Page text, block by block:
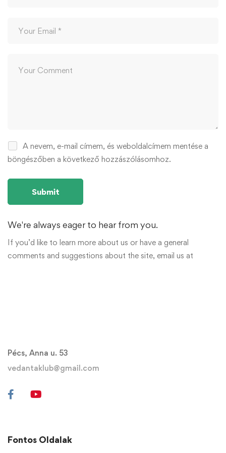
A nevem, e-mail címem, és weboldalcímem mentése a
böngészőben a következő hozzászólásomhoz.
We're always eager to hear from you.
If you’d like to learn more about us or have a general
comments and suggestions about the site, email us at
Pécs, Anna u. 53
vedantaklub@gmail.com
Fontos Oldalak